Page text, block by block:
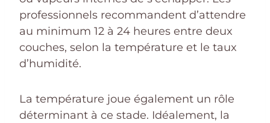
professionnels recommandent d’attendre
au minimum 12 à 24 heures entre deux
couches, selon la température et le taux
d’humidité.
La température joue également un rôle
déterminant à ce stade. Idéalement, la